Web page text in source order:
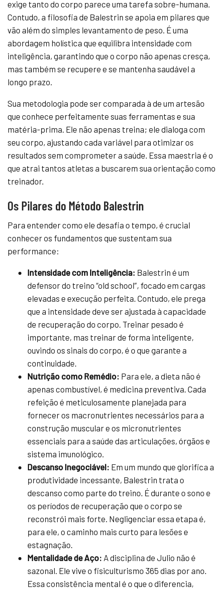
exige tanto do corpo parece uma tarefa sobre-humana.
Contudo, a filosofia de Balestrin se apoia em pilares que
vão além do simples levantamento de peso. É uma
abordagem holística que equilibra intensidade com
inteligência, garantindo que o corpo não apenas cresça,
mas também se recupere e se mantenha saudável a
longo prazo.
Sua metodologia pode ser comparada à de um artesão
que conhece perfeitamente suas ferramentas e sua
matéria-prima. Ele não apenas treina; ele dialoga com
seu corpo, ajustando cada variável para otimizar os
resultados sem comprometer a saúde. Essa maestria é o
que atrai tantos atletas a buscarem sua orientação como
treinador.
Os Pilares do Método Balestrin
Para entender como ele desafia o tempo, é crucial
conhecer os fundamentos que sustentam sua
performance:
Intensidade com Inteligência: Balestrin é um
defensor do treino “old school”, focado em cargas
elevadas e execução perfeita. Contudo, ele prega
que a intensidade deve ser ajustada à capacidade
de recuperação do corpo. Treinar pesado é
importante, mas treinar de forma inteligente,
ouvindo os sinais do corpo, é o que garante a
continuidade.
Nutrição como Remédio: Para ele, a dieta não é
apenas combustível, é medicina preventiva. Cada
refeição é meticulosamente planejada para
fornecer os macronutrientes necessários para a
construção muscular e os micronutrientes
essenciais para a saúde das articulações, órgãos e
sistema imunológico.
Descanso Inegociável: Em um mundo que glorifica a
produtividade incessante, Balestrin trata o
descanso como parte do treino. É durante o sono e
os períodos de recuperação que o corpo se
reconstrói mais forte. Negligenciar essa etapa é,
para ele, o caminho mais curto para lesões e
estagnação.
Mentalidade de Aço: A disciplina de Julio não é
sazonal. Ele vive o fisiculturismo 365 dias por ano.
Essa consistência mental é o que o diferencia,